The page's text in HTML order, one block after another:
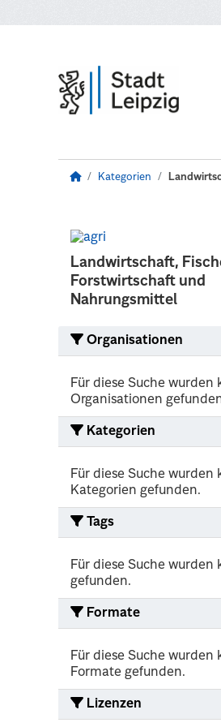
Kategorien
Landwirtschaft,
Forstwirtschaft und
Nahrungsmittel
Organisationen
Für diese Suche wurden
Organisationen
Kategorien
Für diese Suche wurden
Kategorien gefunden.
Tags
Für diese Suche wurden
gefunden.
Formate
Für diese Suche wurden
Formate gefunden.
Lizenzen